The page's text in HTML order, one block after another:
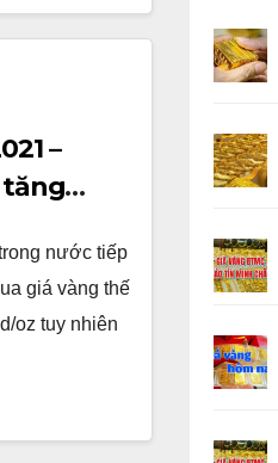
–
nước tiếp
giá vàng thế
oz tuy nhiên